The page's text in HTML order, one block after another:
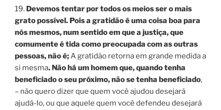
19. Devemos tentar por todos os meios ser o mais
grato possível. Pois a gratidão é uma coisa boa para
nós mesmos, num sentido em que a justiça, que
comumente é tida como preocupada com as outras
pessoas, não é;A gratidão retorna em grande medida a
si mesma. Não há um homem que, quando tenha
beneficiado o seu próximo, não se tenha beneficiado,
– não quero dizer que quem você ajudou desejará
ajudá-lo, ou que aquele quem você defendeu desejará